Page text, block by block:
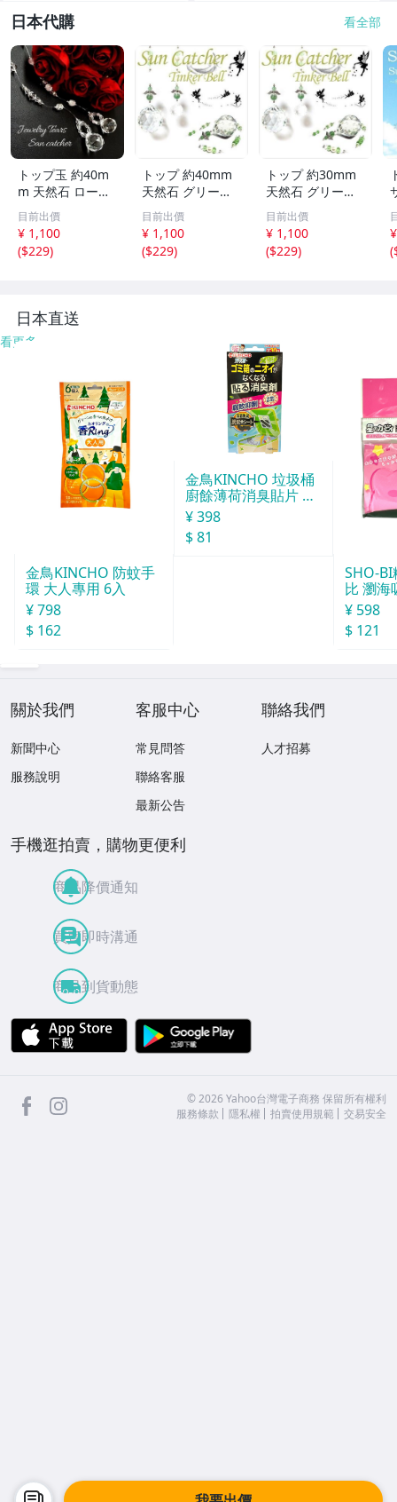
日本代購 看全部
トップ玉 約40m
m 天然石 ローズ
ジュエリー Tears
サンキャッチャー
パワーストーン
アクセサリー イ
目前出價
¥ 1,100
($229)
トップ 約40mm
天然石 グリーン
アベンチュリン T
inker Bell 妖精の
サンキャッチャー
パワーストーン
目前出價
¥ 1,100
($229)
トップ 約30mm
天然石 グリーン
アベンチュリン T
inker Bell 妖精の
サンキャッチャー
パワーストーン
目前出價
¥ 1,100
($229)
(
日本直送
看更多
金鳥KINCHO 防蚊手
環 大人專用 6入
¥ 798
$ 162
金鳥KINCHO 垃圾桶
廚餘薄荷消臭貼片 約
30天分
¥ 398
$ 81
SHO-
比 瀏海
¥ 598
$ 121
關於我們
新聞中心
服務說明
客服中心
常見問答
聯絡客服
最新公告
聯絡我們
人才招募
手機逛拍賣，購物更便利
商品降價通知
買賣即時溝通
商品到貨動態
APP Store
facebook ©2026 Yahoo台灣電子商務 保留所有權利
服務條款
隱私權 拍賣使用規範 交易安全